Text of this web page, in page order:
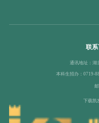
联
通讯地址：湖
本科生招办：0719-
下载凯